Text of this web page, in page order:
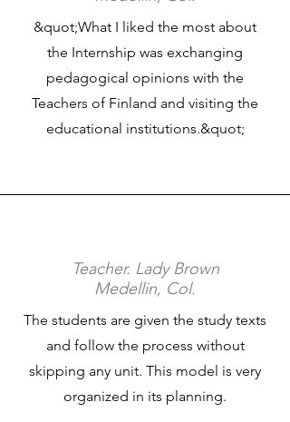
&quot;What I liked the most about
the Internship was exchanging
pedagogical opinions with the
Teachers of Finland and visiting the
educational institutions.&quot;
Teacher. Lady Brown
Medellin, Col.
The students are given the study texts
and follow the process without
skipping any unit. This model is very
organized in its planning.